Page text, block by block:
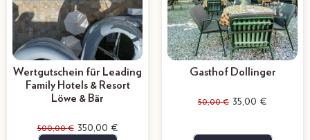
Wertgutschein für Leading
Family Hotels & Resort
Löwe & Bär
500,00€ 350,00 €
Gasthof Dollinger
50,00€ 35,00 €